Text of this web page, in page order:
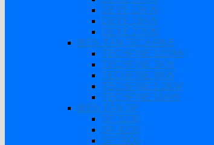
DEYE 12KW
DEYE 16KW
DEYE 20KW
BIẾN TẦN TECHFINE
TECHFINE 1200W
TECHFINE 3KW
TECHFINE 4KW
TECHFINE 6.2KW
TECHFINE 11KW
BIẾN TẦN SP
SP 3200
SP 4200
SP 7000